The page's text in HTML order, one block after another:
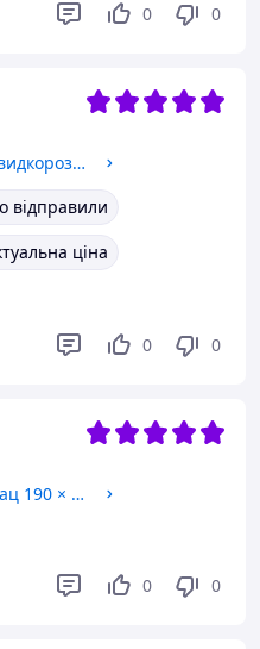
0 0
Ремінь ArtX Cobra койот із швидкороз'ємною пряжкою 330-2
відправили
ціна
0 0
Туристичний надувний матрац 190 × 60 см з подушкою та вбудованим насосом каремат Solve, Олива KT6009106
0 0